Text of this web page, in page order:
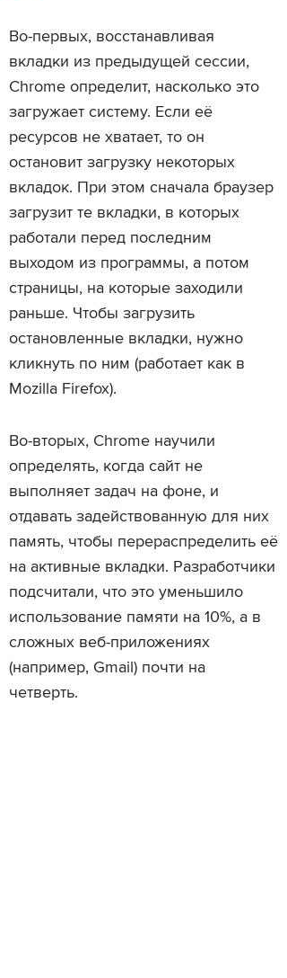
Во-первых, восстанавливая
вкладки из предыдущей сессии,
Chrome определит, насколько это
загружает систему. Если её
ресурсов не хватает, то он
остановит загрузку некоторых
вкладок. При этом сначала браузер
загрузит те вкладки, в которых
работали перед последним
выходом из программы, а потом
страницы, на которые заходили
раньше. Чтобы загрузить
остановленные вкладки, нужно
кликнуть по ним (работает как в
Mozilla Firefox).
Во-вторых, Chrome научили
определять, когда сайт не
выполняет задач на фоне, и
отдавать задействованную для них
память, чтобы перераспределить её
на активные вкладки. Разработчики
подсчитали, что это уменьшило
использование памяти на 10%, а в
сложных веб-приложениях
(например, Gmail) почти на
четверть.